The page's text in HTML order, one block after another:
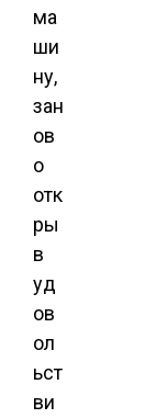
ма
ши
ну,
зан
ов
о
отк
ры
в
уд
ов
ол
ьст
ви